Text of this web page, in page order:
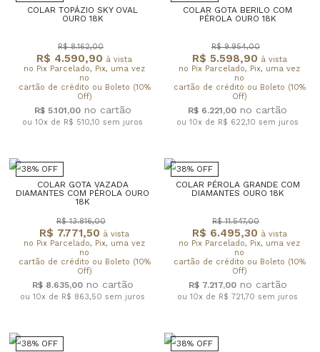
COLAR TOPÁZIO SKY OVAL
OURO 18K
R$ 4.590,90 à vista
no Pix Parcelado, Pix, uma vez
no
cartão de crédito ou Boleto (10%
Off)
R$ 8.162,00
R$ 5.101,00
ou 10x de R$ 510,10 sem juros
COLAR GOTA BERILO COM
PÉROLA OURO 18K
R$ 5.598,90 à vista
no Pix Parcelado, Pix, uma vez
no
cartão de crédito ou Boleto (10%
Off)
R$ 9.954,00
R$ 6.221,00
ou 10x de R$ 622,10 sem juros
38% OFF
COLAR GOTA VAZADA
DIAMANTES COM PÉROLA OURO
18K
R$ 7.771,50 à vista
no Pix Parcelado, Pix, uma vez
no
cartão de crédito ou Boleto (10%
Off)
R$ 13.816,00
R$ 8.635,00
ou 10x de R$ 863,50 sem juros
38% OFF
COLAR PÉROLA GRANDE COM
DIAMANTES OURO 18K
R$ 6.495,30 à vista
no Pix Parcelado, Pix, uma vez
no
cartão de crédito ou Boleto (10%
Off)
R$ 11.547,00
R$ 7.217,00
ou 10x de R$ 721,70 sem juros
38% OFF
38% OFF